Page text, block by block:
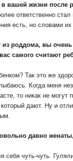
вашей жизни после
ответственно стал
есть, но словами их
из роддома, вы
самого считают
Так это же
Когда меня
то никак не могут
дают. Ну и
давно
себя чуть-чуть.